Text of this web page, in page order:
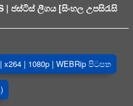
| ජස්ටිස් ලීගය [සිංහල උපසිරැසි
x264 | 1080p | WEBRip පිටපත